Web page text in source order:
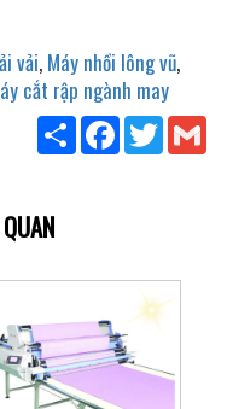
vải, Máy nhồi lông vũ,
cắt rập ngành may
ShareFacebook
Twitter